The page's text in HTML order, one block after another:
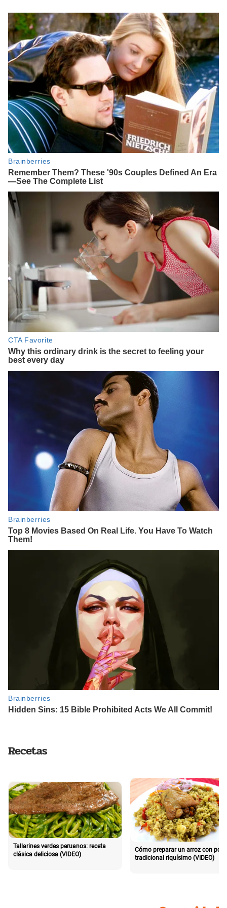
Recetas
Tallarines verdes peruanos: receta
clásica deliciosa (VIDEO)
Cómo preparar un arroz con pollo
tradicional riquísimo (VIDEO)